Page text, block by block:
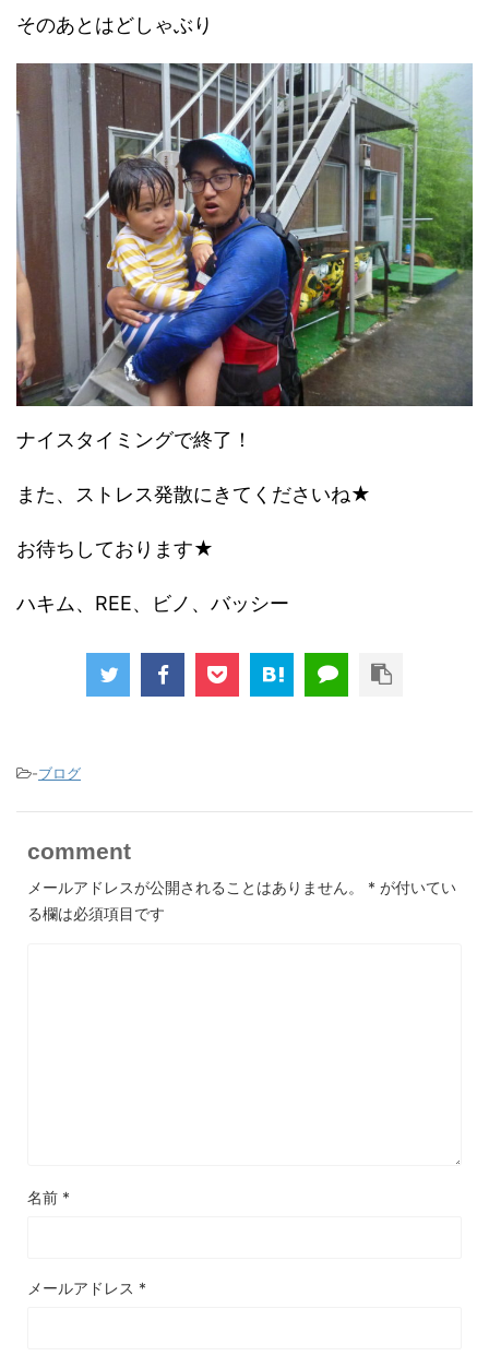
そのあとはどしゃぶり
ナイスタイミングで終了！
また、ストレス発散にきてくださいね★
お待ちしております★
ハキム、REE、ビノ、バッシー
-ブログ
comment
メールアドレスが公開されることはありません。 * が付いてい
る欄は必須項目です
名前 *
メールアドレス *